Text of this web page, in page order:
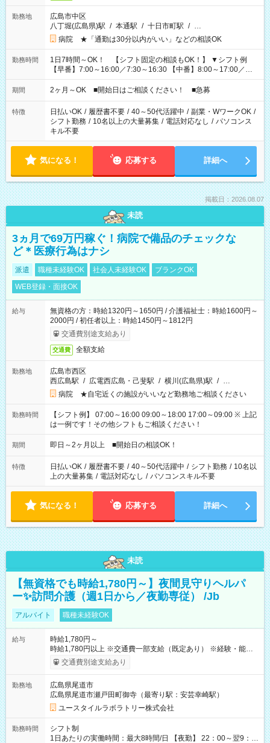
勤務地
広島市中区
八丁堀(広島県)駅 / 本通駅 / 十日市町駅 / …
病院 ★「通勤は30分以内がいい」などの相談OK
勤務時間
1日7時間～OK！ 【シフト固定の相談もOK！】 ▼シフト例
【早番】7:00～16:00／7:30～16:30 【中番】8:00～17:00／
9:00～18:00 【遅番】11:00～20:00／13:00～22:00 「〇時まで
には帰りたい」 「〇時からしか出勤できない」 などの相談
期間 2ヶ月～OK ■開始日はご相談ください！ ■急募
特徴 日払いOK / 履歴書不要 / 40～50代活躍中 / 副業・WワークOK /
シフト勤務 / 10名以上の大量募集 / 電話対応なし / パソコンス
キル不要
気になる！ 応募する 詳細へ
掲載日：2026.08.07
未読
3ヵ月で69万円稼ぐ！病院で備品のチェックな
ど＊医療行為はナシ
派遣 職種未経験OK 社会人未経験OK
ブランクOK
WEB登録・面接OK
給与
無資格の方：時給1320円～1650円 / 介護福祉士：時給1600円～
2000円 / 初任者以上：時給1450円～1812円
交通費別途支給あり
交通費 全額支給
勤務地
広島市西区
西広島駅 / 広電西広島・己斐駅 / 横川(広島県)駅 / …
病院 ★自宅近くの施設がいいなど勤務地ご相談ください
勤務時間
【シフト例】 07:00～16:00 09:00～18:00 17:00～09:00 ※ 上記
は一例です！その他シフトもご相談ください！
期間 即日～2ヶ月以上 ■開始日の相談OK！
特徴 日払いOK / 履歴書不要 / 40～50代活躍中 / シフト勤務 / 10名以
上の大量募集 / 電話対応なし / パソコンスキル不要
気になる！ 応募する 詳細へ
未読
【無資格でも時給1,780円～】夜間見守りヘルパ
ー✨訪問介護（週1日から／夜勤専従） /Jb
アルバイト 職種未経験OK
給与
時給1,780円～
時給1,780円以上 ※交通費一部支給（既定あり） ※経験・能力を
考慮して決定します 【収入例】 週1回勤務の場合：1,780円×8時
間×4回=5万6,960円 週3回勤務の場合：1,780円×8時間×12回
月 ※ 雇用形態と給与に、本採用時と異なる部分があります。 雇
用形態：本採用時と同じです。 給与：時給 1,520円以上
交通費別途支給あり
勤務地
広島県尾道市
広島県尾道市瀬戸田町御寺（最寄り駅：安芸幸崎駅）
ユースタイルラボラトリー株式会社
勤務時間
シフト制
1日あたりの実働時間：最大8時間/日 【夜勤】 22：00～翌9：